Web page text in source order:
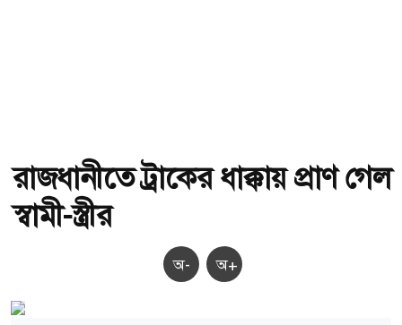
রাজধানীতে ট্রাকের ধাক্কায় প্রাণ গেল
স্বামী-স্ত্রীর
অ- অ+